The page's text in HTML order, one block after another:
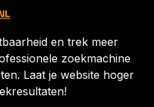
en trek meer
zoekmachine
Laat je website hoger